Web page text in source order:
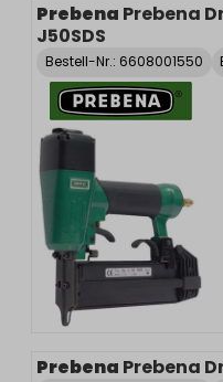
Prebena Prebena
J50SDS
Bestell-Nr.: 6608001550
Prebena Prebena